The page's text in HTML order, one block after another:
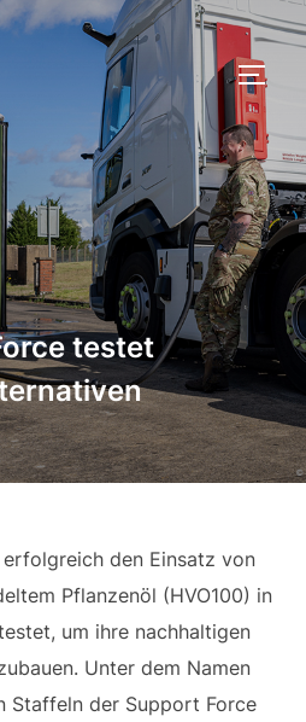
testet
den Einsatz von
Pflanzenöl (HVO100) in
um ihre nachhaltigen
Unter dem Namen
Staffeln der Support Force